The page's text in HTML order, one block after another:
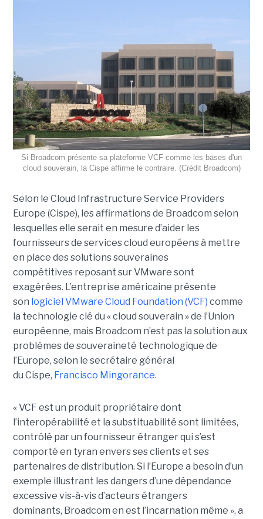
Si Broadcom présente sa plateforme VCF comme les bases d'un
cloud souverain, la Cispe affirme le contraire. (Crédit Broadcom)
Selon le Cloud Infrastructure Service Providers
Europe (Cispe), les affirmations de Broadcom selon
lesquelles elle serait en mesure d’aider les
fournisseurs de services cloud européens à mettre
en place des solutions souveraines
compétitives reposant sur VMware sont
exagérées. L’entreprise américaine présente
son logiciel VMware Cloud Foundation (VCF) comme
la technologie clé du « cloud souverain » de l’Union
européenne, mais Broadcom n’est pas la solution aux
problèmes de souveraineté technologique de
l’Europe, selon le secrétaire général
du Cispe, Francisco Mingorance.
« VCF est un produit propriétaire dont
l’interopérabilité et la substituabilité sont limitées,
contrôlé par un fournisseur étranger qui s’est
comporté en tyran envers ses clients et ses
partenaires de distribution. Si l’Europe a besoin d’un
exemple illustrant les dangers d’une dépendance
excessive vis-à-vis d’acteurs étrangers
dominants, Broadcom en est l’incarnation même », a